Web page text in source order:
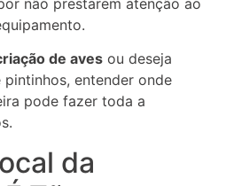
não prestarem atenção ao
de aves ou deseja
entender onde
pode fazer toda a
da